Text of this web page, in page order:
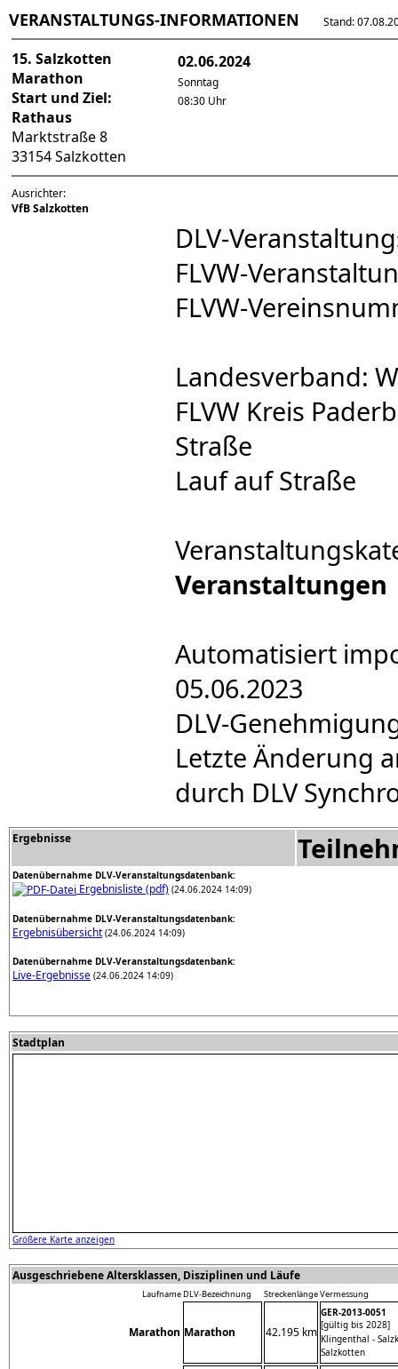
VERANSTALTUNGS-INFORMATIONEN Stand:
15. Salzkotten
Marathon
Start und Ziel:
Rathaus
Marktstraße 8
33154 Salzkotten
02.06.2024
Sonntag
08:30 Uhr
Ausrichter:
VfB Salzkotten
DLV-
FLVW-
FLVW-
Landesverband:
FLVW Kreis
Straße
Lauf auf Straße
Veranstaltungen
Automatisiert
05.06.2023
DLV-
Letzte Änderung
durch DLV
Ergebnisse
Datenübernahme DLV-Veranstaltungsdatenbank:
Ergebnisliste (pdf) (24.06.2024 14:09)
Datenübernahme DLV-Veranstaltungsdatenbank:
Ergebnisübersicht (24.06.2024 14:09)
Datenübernahme DLV-Veranstaltungsdatenbank:
Live-Ergebnisse (24.06.2024 14:09)
Stadtplan
Größere Karte anzeigen
Ausgeschriebene Altersklassen, Disziplinen und Läufe
LaufnameDLV-Bezeichnung StreckenlängeVermessung
Marathon Marathon 42.195 km
GER-2013-0051
[gültig bis 2028]
Klingenthal -
Salzkotten